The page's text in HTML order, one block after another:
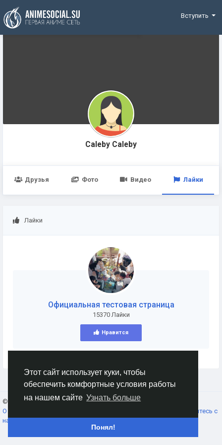
Этот сайт использует куки, чтобы
обеспечить комфортные условия работы
на нашем сайте Узнать больше
Понял!
Funding
Вступить
Caleby Caleby
Друзья Фото Видео Лайки
Лайки
Официальная тестовая страница
15370 Лайки
Нравится
© 2026 AnimeSocial.SU - Первая аниме сеть!
О нас
Свяжитесь с
нами